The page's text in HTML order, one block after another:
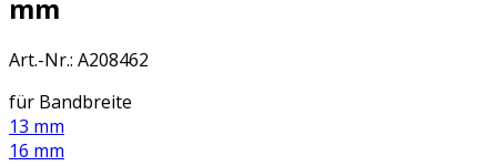
mm
Art.-Nr.: A208462
für Bandbreite
13 mm
16 mm